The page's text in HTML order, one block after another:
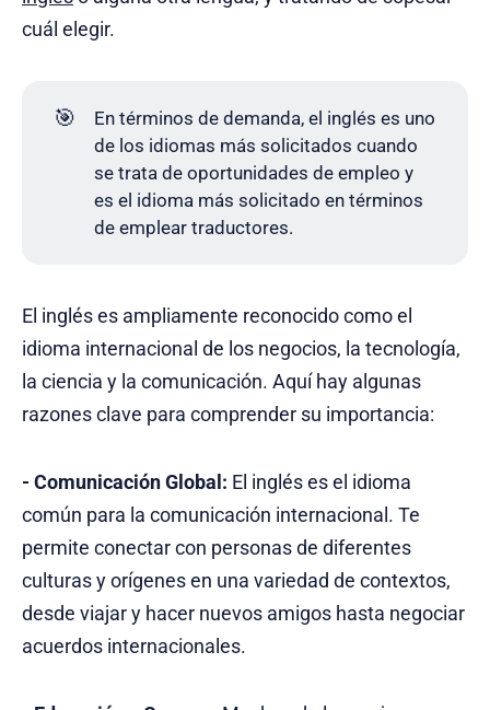
cuál elegir.
🎯
En términos de demanda, el inglés es uno
de los idiomas más solicitados cuando
se trata de oportunidades de empleo y
es el idioma más solicitado en términos
de emplear traductores.
El inglés es ampliamente reconocido como el
idioma internacional de los negocios, la tecnología,
la ciencia y la comunicación. Aquí hay algunas
razones clave para comprender su importancia:
- Comunicación Global: El inglés es el idioma
común para la comunicación internacional. Te
permite conectar con personas de diferentes
culturas y orígenes en una variedad de contextos,
desde viajar y hacer nuevos amigos hasta negociar
acuerdos internacionales.